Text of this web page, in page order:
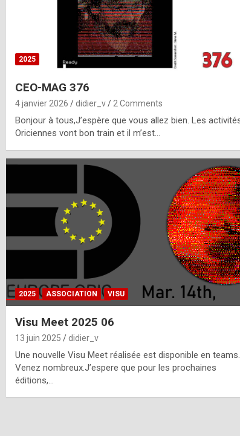
2025
CEO-MAG 376
4 janvier 2026 didier_v 2 Comments
Bonjour à tous,J’espère que vous allez bien. Les
Oriciennes vont bon train et il m’est…
2025 ASSOCIATION VISU
Visu Meet 2025 06
13 juin 2025 didier_v
Une nouvelle Visu Meet réalisée est disponible en teams.
Venez nombreux.J’espere que pour les prochaines
éditions,…